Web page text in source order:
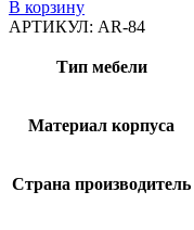
В корзину
АРТИКУЛ: AR-84
Тип мебели
Материал корпуса
Страна производитель